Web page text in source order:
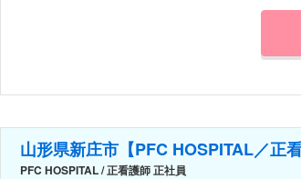
山形県新庄市【PFC HOSPITAL／正
PFC HOSPITAL / 正看護師 正社員